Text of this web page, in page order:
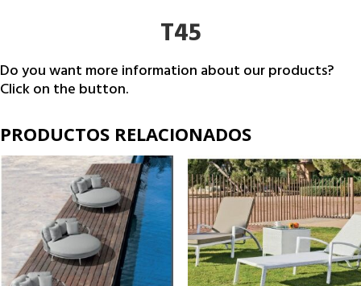
T45
Do you want more information about our products?
Click on the button.
PRODUCTOS RELACIONADOS